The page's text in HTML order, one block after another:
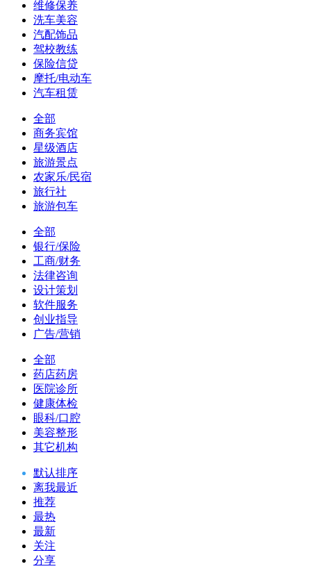
维修保养
洗车美容
汽配饰品
驾校教练
保险信贷
摩托/电动车
汽车租赁
全部
商务宾馆
星级酒店
旅游景点
农家乐/民宿
旅行社
旅游包车
全部
银行/保险
工商/财务
法律咨询
设计策划
软件服务
创业指导
广告/营销
全部
药店药房
医院诊所
健康体检
眼科/口腔
美容整形
其它机构
默认排序
离我最近
推荐
最热
最新
关注
分享